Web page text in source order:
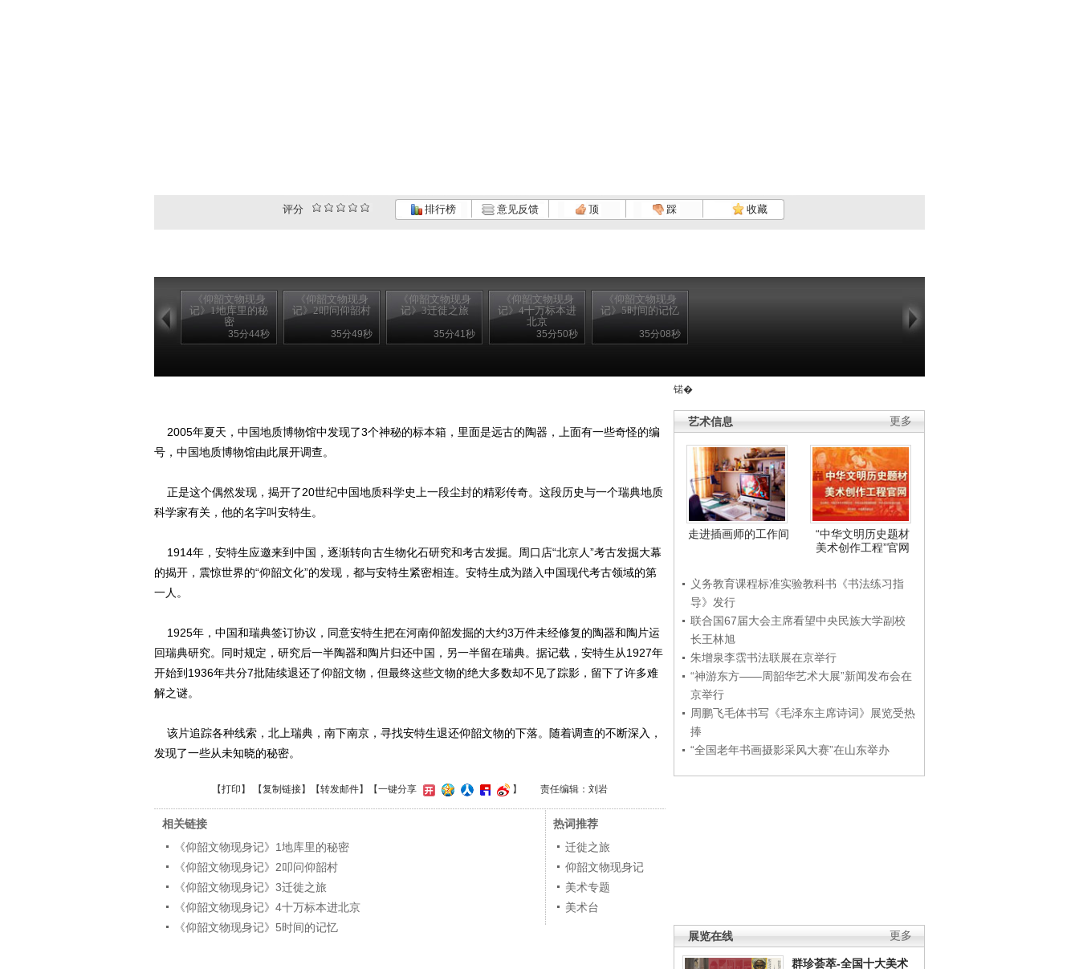
评分 排行榜 意见反馈 顶 踩 收藏
《仰韶文物现身
记》1地库里的秘
密
35分44秒
《仰韶文物现身
记》2叩问仰韶村
35分49秒
《仰韶文物现身
记》3迁徙之旅
35分41秒
《仰韶文物现身
记》4十万标本进
北京
35分50秒
《仰韶文物现身
记》5时间的记忆
35分08秒
锘�
更多
艺术信息
走进插画师的工作间
“中华文明历史题材
美术创作工程”官网
义务教育课程标准实验教科书《书法练习指
导》发行
联合国67届大会主席看望中央民族大学副校
长王林旭
朱增泉李霑书法联展在京举行
“神游东方——周韶华艺术大展”新闻发布会在
京举行
周鹏飞毛体书写《毛泽东主席诗词》展览受热
捧
“全国老年书画摄影采风大赛”在山东举办
更多
展览在线
群珍荟萃-全国十大美术
2005年夏天，中国地质博物馆中发现了3个神秘的标本箱，里面是远古的陶器，上面有一些奇怪的编
号，中国地质博物馆由此展开调查。
正是这个偶然发现，揭开了20世纪中国地质科学史上一段尘封的精彩传奇。这段历史与一个瑞典地质
科学家有关，他的名字叫安特生。
1914年，安特生应邀来到中国，逐渐转向古生物化石研究和考古发掘。周口店“北京人”考古发掘大幕
的揭开，震惊世界的“仰韶文化”的发现，都与安特生紧密相连。安特生成为踏入中国现代考古领域的第
一人。
1925年，中国和瑞典签订协议，同意安特生把在河南仰韶发掘的大约3万件未经修复的陶器和陶片运
回瑞典研究。同时规定，研究后一半陶器和陶片归还中国，另一半留在瑞典。据记载，安特生从1927年
开始到1936年共分7批陆续退还了仰韶文物，但最终这些文物的绝大多数却不见了踪影，留下了许多难
解之谜。
该片追踪各种线索，北上瑞典，南下南京，寻找安特生退还仰韶文物的下落。随着调查的不断深入，
发现了一些从未知晓的秘密。
【打印 】 【复制链接】【转发邮件】 【一键分享 】 责任编辑：刘岩
相关链接
《仰韶文物现身记》1地库里的秘密
《仰韶文物现身记》2叩问仰韶村
《仰韶文物现身记》3迁徙之旅
《仰韶文物现身记》4十万标本进北京
《仰韶文物现身记》5时间的记忆
热词推荐
迁徙之旅
仰韶文物现身记
美术专题
美术台